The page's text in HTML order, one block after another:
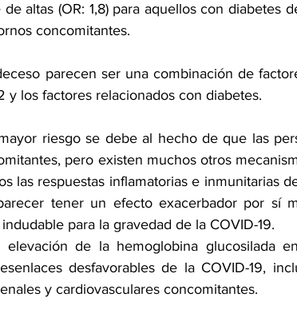
altas (OR: 1,8) para aquellos con diabetes
concomitantes.
parecen ser una combinación de
y los factores relacionados con diabetes.
riesgo se debe al hecho de que las
pero existen muchos otros
las respuestas inflamatorias e inmunitarias
tener un efecto exacerbador por sí
para la gravedad de la COVID-19.
elevación de la hemoglobina glucosilada
desfavorables de la COVID-19,
y cardiovasculares concomitantes.